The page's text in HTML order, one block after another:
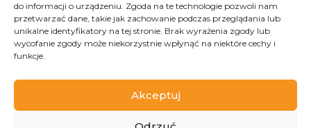
do informacji o urządzeniu. Zgoda na te technologie pozwoli nam
przetwarzać dane, takie jak zachowanie podczas przeglądania lub
unikalne identyfikatory na tej stronie. Brak wyrażenia zgody lub
wycofanie zgody może niekorzystnie wpłynąć na niektóre cechy i
funkcje.
Akceptuj
Klaudia Kwiatkowska
iod@fundacjakasisi.pl